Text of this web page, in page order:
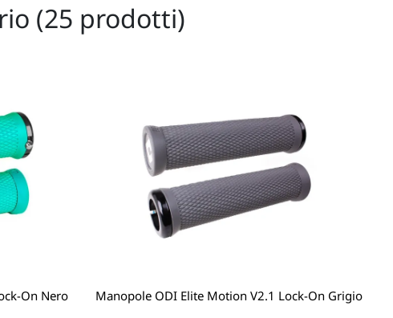
(25 prodotti)
On Nero
Manopole ODI Elite Motion V2.1 Lock-On Grigio